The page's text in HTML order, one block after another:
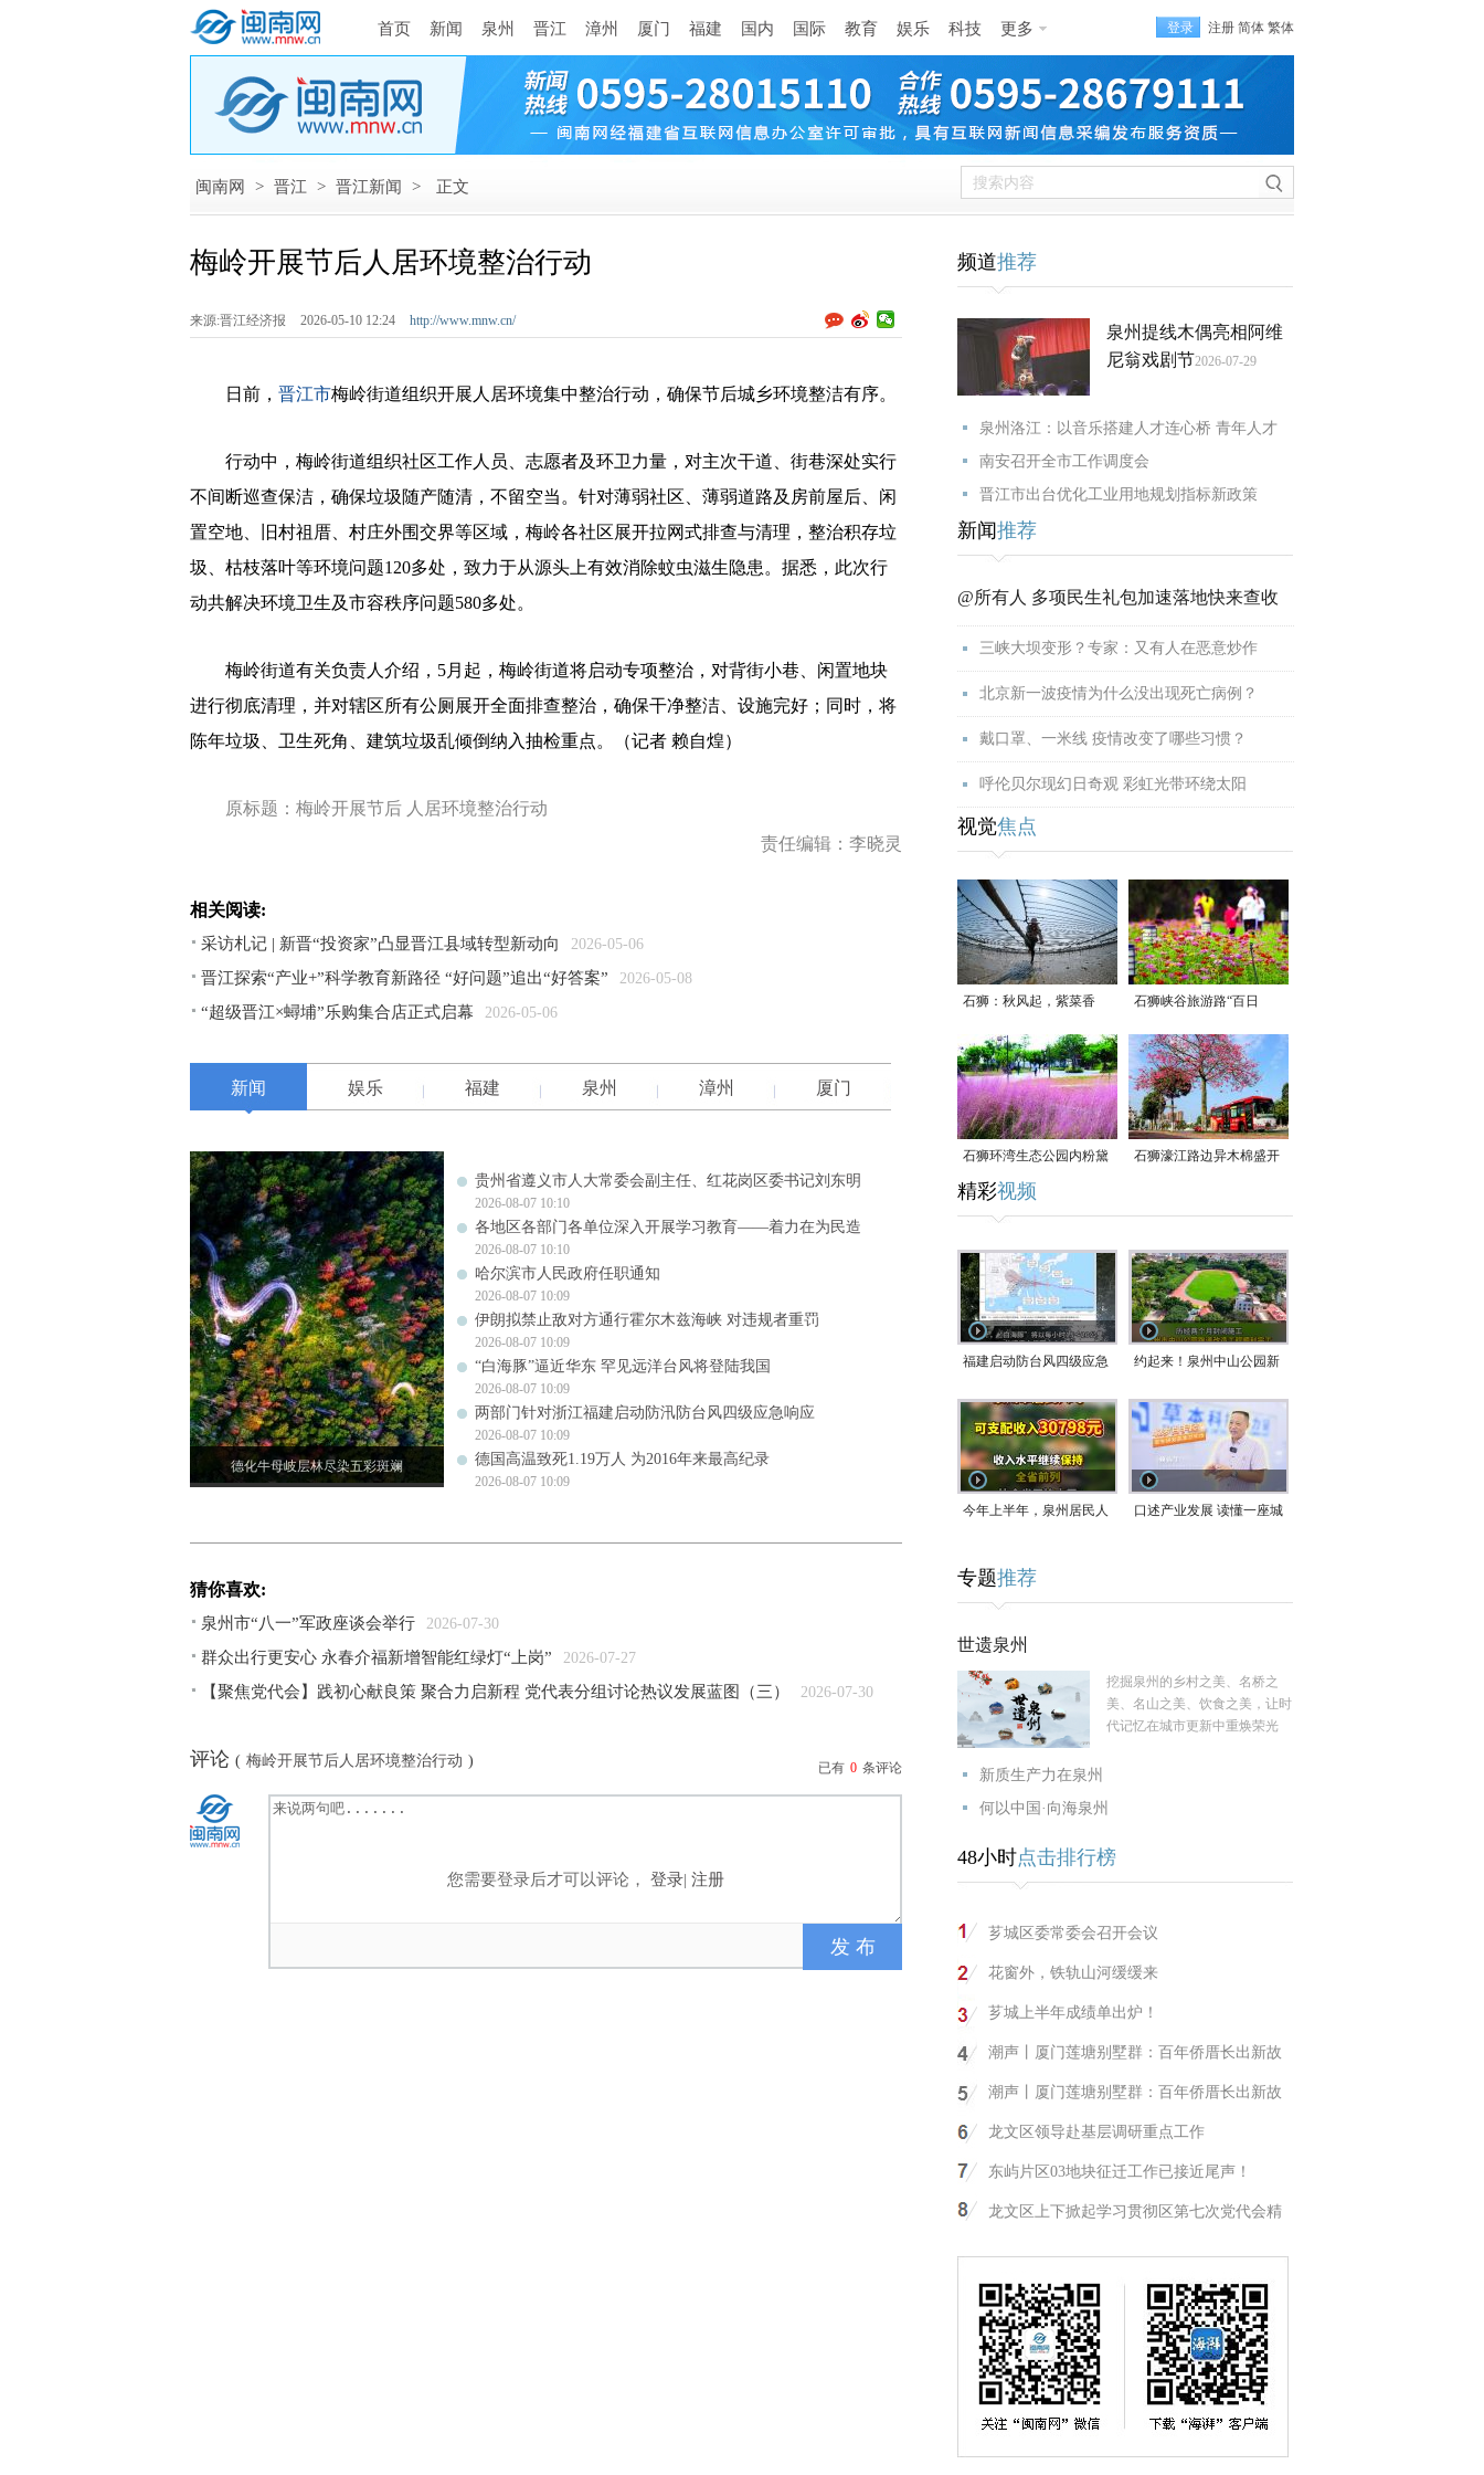
首页 新闻 泉州 晋江 漳州 厦门 福建 国内 国际 教育 娱乐 科技 更多 登录 注册 简体 繁体
闽南网 > 晋江 > 晋江新闻 > 正文
梅岭开展节后人居环境整治行动
来源:晋江经济报 2026-05-10 12:24 http://www.mnw.cn/
日前， 晋江市梅岭街道组织开展人居环境集中整治行动，确保节后城乡环境整洁有序。
行动中，梅岭街道组织社区工作人员、志愿者及环卫力量，对主次干道、街巷深处实行
不间断巡查保洁，确保垃圾随产随清，不留空当。针对薄弱社区、薄弱道路及房前屋后、闲
置空地、旧村祖厝、村庄外围交界等区域，梅岭各社区展开拉网式排查与清理，整治积存垃
圾、枯枝落叶等环境问题120多处，致力于从源头上有效消除蚊虫滋生隐患。据悉，此次行
动共解决环境卫生及市容秩序问题580多处。
梅岭街道有关负责人介绍，5月起，梅岭街道将启动专项整治，对背街小巷、闲置地块
进行彻底清理，并对辖区所有公厕展开全面排查整治，确保干净整洁、设施完好；同时，将
陈年垃圾、卫生死角、建筑垃圾乱倾倒纳入抽检重点。（记者 赖自煌）
原标题：梅岭开展节后 人居环境整治行动
责任编辑：李晓灵
相关阅读:
采访札记 | 新晋“投资家”凸显晋江县域转型新动向 2026-05-06
晋江探索“产业+”科学教育新路径 “好问题”追出“好答案” 2026-05-08
“超级晋江×蟳埔”乐购集合店正式启幕 2026-05-06
新闻 娱乐 福建 泉州 漳州 厦门
德化牛母岐层林尽染五彩斑斓
贵州省遵义市人大常委会副主任、红花岗区委书记刘东明
2026-08-07 10:10
各地区各部门各单位深入开展学习教育——着力在为民造
2026-08-07 10:10
哈尔滨市人民政府任职通知
2026-08-07 10:09
伊朗拟禁止敌对方通行霍尔木兹海峡 对违规者重罚
2026-08-07 10:09
“白海豚”逼近华东 罕见远洋台风将登陆我国
2026-08-07 10:09
两部门针对浙江福建启动防汛防台风四级应急响应
2026-08-07 10:09
德国高温致死1.19万人 为2016年来最高纪录
2026-08-07 10:09
猜你喜欢:
泉州市“八一”军政座谈会举行 2026-07-30
​群众出行更安心 永春介福新增智能红绿灯“上岗” 2026-07-27
【聚焦党代会】践初心献良策 聚合力启新程 党代表分组讨论热议发展蓝图（三） 2026-07-30
评论 ( 梅岭开展节后人居环境整治行动 ) 已有 0 条评论
您需要登录后才可以评论， 登录| 注册
频道推荐
泉州提线木偶亮相阿维
尼翁戏剧节2026-07-29
泉州洛江：以音乐搭建人才连心桥 青年人才
南安召开全市工作调度会
晋江市出台优化工业用地规划指标新政策
新闻推荐
@所有人 多项民生礼包加速落地快来查收
三峡大坝变形？专家：又有人在恶意炒作
北京新一波疫情为什么没出现死亡病例？
戴口罩、一米线 疫情改变了哪些习惯？
呼伦贝尔现幻日奇观 彩虹光带环绕太阳
视觉焦点
石狮：秋风起，紫菜香 石狮峡谷旅游路“百日
草”争相斗艳
石狮环湾生态公园内粉黛
乱子草盛放
石狮濠江路边异木棉盛开
精彩视频
福建启动防台风四级应急
9日在长江口至福建北部
一带沿海登陆
约起来！泉州中山公园新
今年上半年，泉州居民人 口述产业发展 读懂一座城
专题推荐
世遗泉州
挖掘泉州的乡村之美、名桥之
美、名山之美、饮食之美，让时
代记忆在城市更新中重焕荣光
新质生产力在泉州
何以中国·向海泉州
48小时点击排行榜
芗城区委常委会召开会议
花窗外，铁轨山河缓缓来
芗城上半年成绩单出炉！
潮声丨厦门莲塘别墅群：百年侨厝长出新故
潮声丨厦门莲塘别墅群：百年侨厝长出新故
龙文区领导赴基层调研重点工作
东屿片区03地块征迁工作已接近尾声！
龙文区上下掀起学习贯彻区第七次党代会精